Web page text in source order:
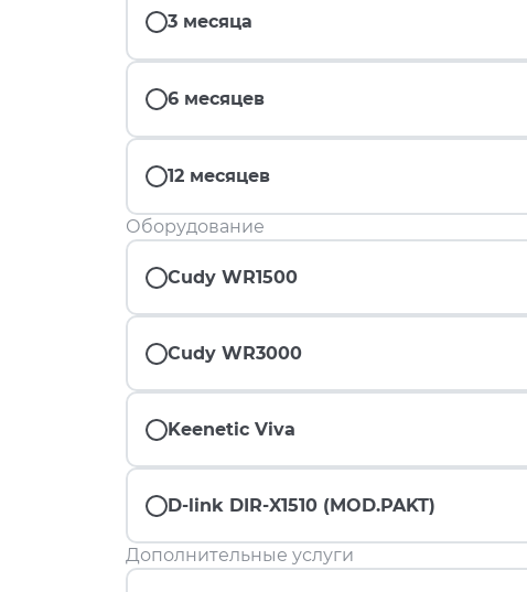
3 месяца
6 месяцев
12 месяцев
Оборудование
Cudy WR1500
Cudy WR3000
Keenetic Viva
D-link DIR-X1510 (MOD.PAKT)
Дополнительные услуги